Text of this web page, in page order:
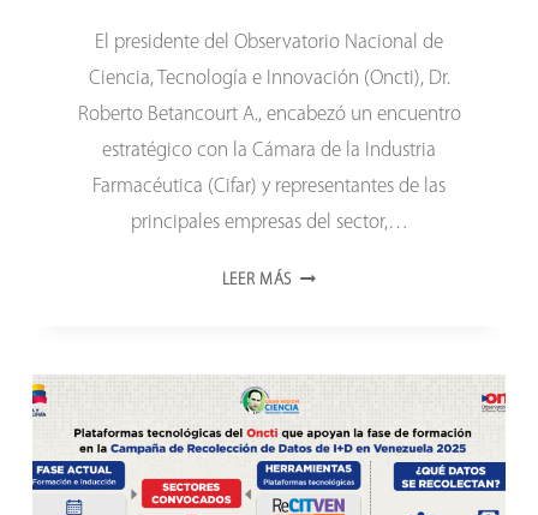
El presidente del Observatorio Nacional de
Ciencia, Tecnología e Innovación (Oncti), Dr.
Roberto Betancourt A., encabezó un encuentro
estratégico con la Cámara de la Industria
Farmacéutica (Cifar) y representantes de las
principales empresas del sector,…
LEER MÁS SECTOR
SUMA
A
LA
CAMPAÑA